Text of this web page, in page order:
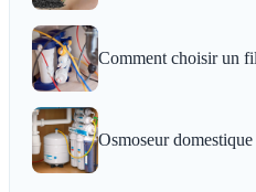
Comment choisir un
Osmoseur